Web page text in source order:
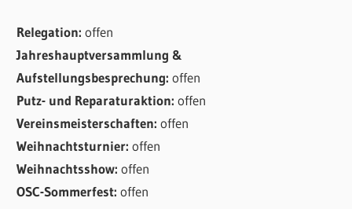
Relegation:offen
Jahreshauptversammlung &
Aufstellungsbesprechung:offen
Putz- und Reparaturaktion:offen
Vereinsmeisterschaften:offen
Weihnachtsturnier:offen
Weihnachtsshow:offen
OSC-Sommerfest:offen